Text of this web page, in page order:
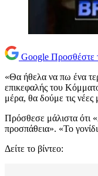
Google Προσθέστε
«Θα ήθελα να πω ένα
επικεφαλής του
μέρα, θα δούμε τις
Πρόσθεσε μάλιστα ότι
προσπάθεια». «Το
Δείτε το βίντεο: